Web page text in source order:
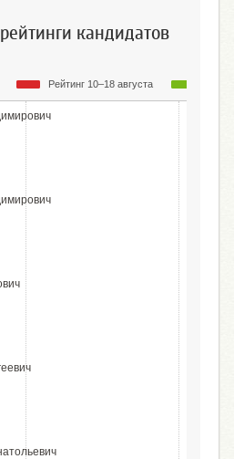
кандидатов
Рейтинг 10–18 августа